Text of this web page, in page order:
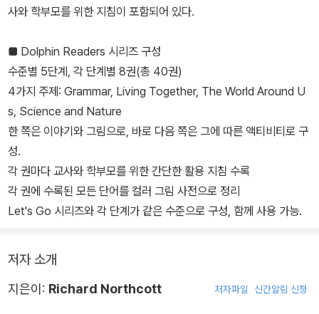
사와 학부모를 위한 지침이 포함되어 있다.
■ Dolphin Readers 시리즈 구성
수준별 5단계, 각 단계별 8권(총 40권)
4가지 주제: Grammar, Living Together, The World Around U
s, Science and Nature
한 쪽은 이야기와 그림으로, 바로 다음 쪽은 그에 따른 액티비티로 구
성.
각 권마다 교사와 학부모를 위한 간단한 활용 지침 수록
각 권에 수록된 모든 단어를 컬러 그림 사전으로 정리
Let's Go 시리즈와 각 단계가 같은 수준으로 구성, 함께 사용 가능.
저자 소개
지은이: Richard Northcott 저자파일 신간알림 신청